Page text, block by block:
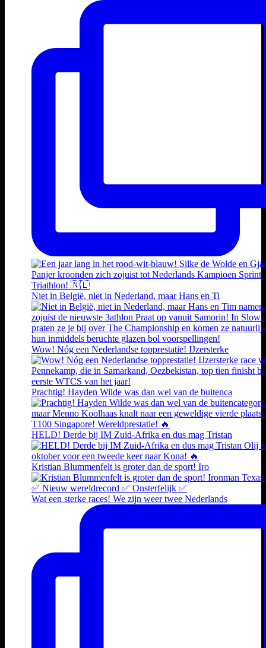
Niet in België, niet in Nederland, maar Hans en Ti
Wow! Nóg een Nederlandse topprestatie! IJzersterke
Prachtig! Hayden Wilde was dan wel van de buitenca
HELD! Derde bij IM Zuid-Afrika en dus mag Tristan
Kristian Blummenfelt is groter dan de sport! Iro
Wat een sterke races! We zijn weer twee Nederlands